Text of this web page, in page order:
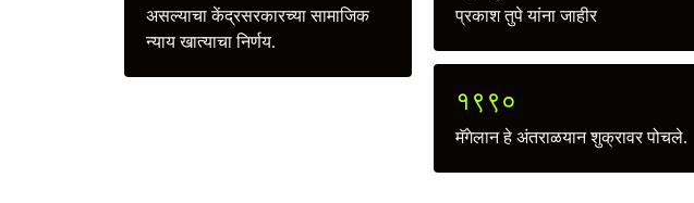
असल्याचा केंद्रसरकारच्या सामाजिक
न्याय खात्याचा निर्णय.
प्रकाश तुपे यांना जाहीर
१९९०
मॅगेलान हे अंतराळयान शुक्रावर पोचले.